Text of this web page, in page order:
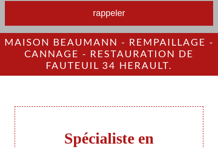
MAISON BEAUMANN - REMPAILLAGE -
CANNAGE - RESTAURATION DE
FAUTEUIL 34 HERAULT.
Spécialiste en